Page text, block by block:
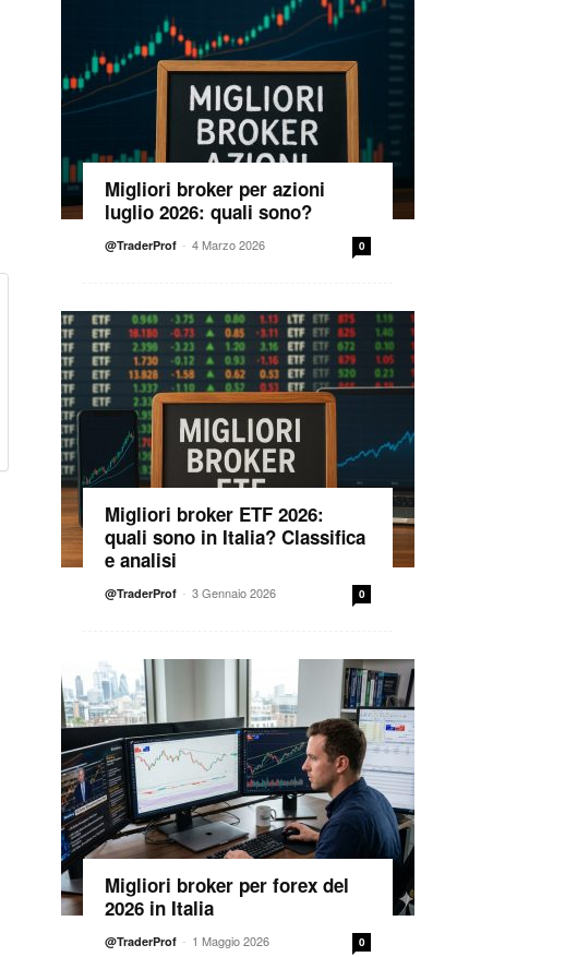
Migliori broker per azioni
luglio 2026: quali sono?
@TraderProf - 4 Marzo 2026 0
Migliori broker ETF 2026:
quali sono in Italia? Classifica
e analisi
@TraderProf - 3 Gennaio 2026 0
Migliori broker per forex del
2026 in Italia
@TraderProf - 1 Maggio 2026 0